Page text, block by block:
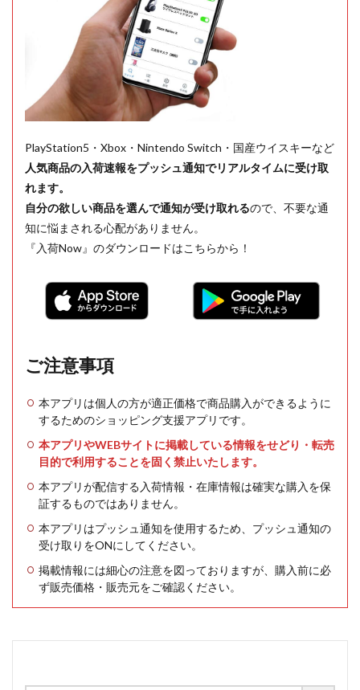
PlayStation5・Xbox・Nintendo Switch・国産ウイスキーなど
人気商品の入荷速報をプッシュ通知でリアルタイムに受け取
れます。
自分の欲しい商品を選んで通知が受け取れるので、不要な通
知に悩まされる心配がありません。
『入荷Now』のダウンロードはこちらから！
ご注意事項
本アプリは個人の方が適正価格で商品購入ができるように
するためのショッピング支援アプリです。
本アプリやWEBサイトに掲載している情報をせどり・転売
目的で利用することを固く禁止いたします。
本アプリが配信する入荷情報・在庫情報は確実な購入を保
証するものではありません。
本アプリはプッシュ通知を使用するため、プッシュ通知の
受け取りをONにしてください。
掲載情報には細心の注意を図っておりますが、購入前に必
ず販売価格・販売元をご確認ください。